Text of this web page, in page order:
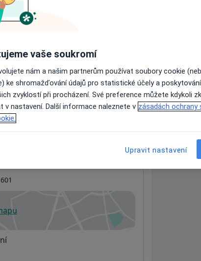
nejsou k dispozici
informace o svých službách.
v nové záložce
vaše soukromí
nám a našim partnerům používat soubory cookie
ke shromažďování údajů pro statistické účely a
zvyklostí při procházení. Své preference můžete kdykoli
v nastavení. Další informace naleznete v zásadách ochrany
Upravit nastavení